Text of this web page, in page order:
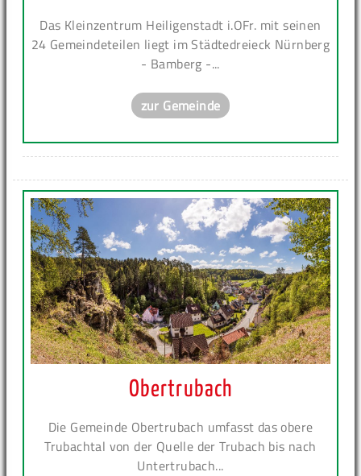
Das Kleinzentrum Heiligenstadt i.OFr. mit seinen
24 Gemeindeteilen liegt im Städtedreieck Nürnberg
- Bamberg -...
zur Gemeinde
Obertrubach
Die Gemeinde Obertrubach umfasst das obere
Trubachtal von der Quelle der Trubach bis nach
Untertrubach...